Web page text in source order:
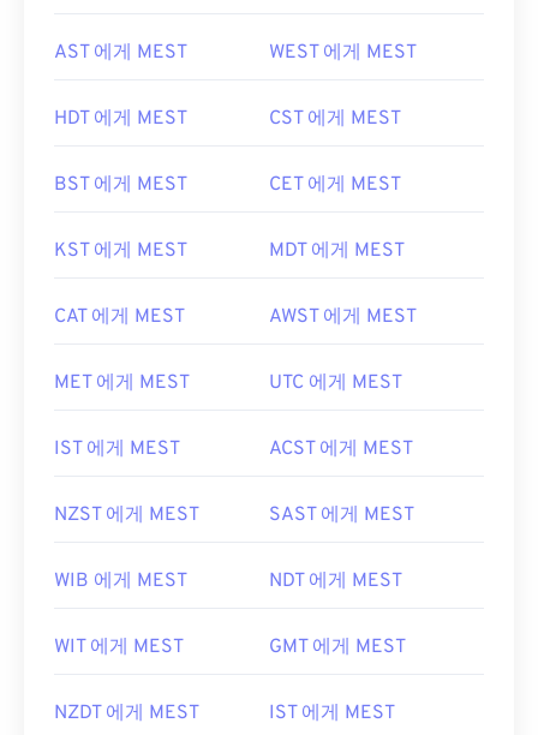
AST 에게 MEST WEST 에게 MEST
HDT 에게 MEST CST 에게 MEST
BST 에게 MEST CET 에게 MEST
KST 에게 MEST MDT 에게 MEST
CAT 에게 MEST AWST 에게 MEST
MET 에게 MEST UTC 에게 MEST
IST 에게 MEST ACST 에게 MEST
NZST 에게 MEST SAST 에게 MEST
WIB 에게 MEST NDT 에게 MEST
WIT 에게 MEST GMT 에게 MEST
NZDT 에게 MEST IST 에게 MEST